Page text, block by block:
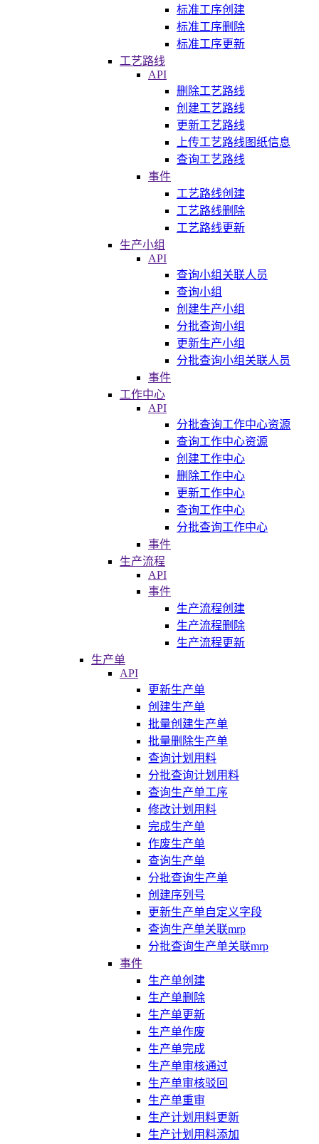
标准工序创建
标准工序删除
标准工序更新
工艺路线
API
删除工艺路线
创建工艺路线
更新工艺路线
上传工艺路线图纸信息
查询工艺路线
事件
工艺路线创建
工艺路线删除
工艺路线更新
生产小组
API
查询小组关联人员
查询小组
创建生产小组
分批查询小组
更新生产小组
分批查询小组关联人员
事件
工作中心
API
分批查询工作中心资源
查询工作中心资源
创建工作中心
删除工作中心
更新工作中心
查询工作中心
分批查询工作中心
事件
生产流程
API
事件
生产流程创建
生产流程删除
生产流程更新
生产单
API
更新生产单
创建生产单
批量创建生产单
批量删除生产单
查询计划用料
分批查询计划用料
查询生产单工序
修改计划用料
完成生产单
作废生产单
查询生产单
分批查询生产单
创建序列号
更新生产单自定义字段
查询生产单关联mrp
分批查询生产单关联mrp
事件
生产单创建
生产单删除
生产单更新
生产单作废
生产单完成
生产单审核通过
生产单审核驳回
生产单重审
生产计划用料更新
生产计划用料添加